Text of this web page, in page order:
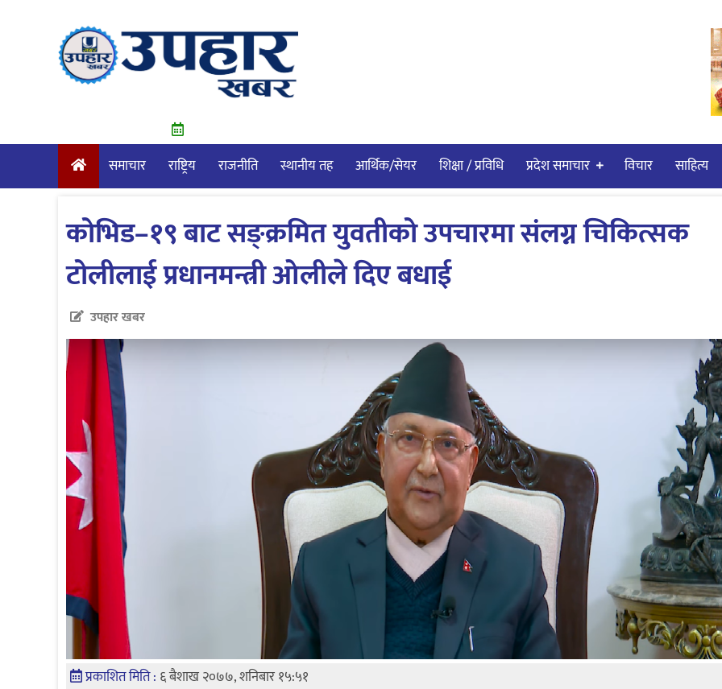
समाचार राष्ट्रिय राजनीति स्थानीय तह आर्थिक/सेयर शिक्षा / प्रविधि प्रदेश समाचार विचार साहित्य
कोभिड–१९ बाट सङ्क्रमित युवतीको उपचारमा संलग्न चिकित्सक
टोलीलाई प्रधानमन्त्री ओलीले दिए बधाई
उपहार खबर
प्रकाशित मिति : ६ बैशाख २०७७, शनिबार १५:५१